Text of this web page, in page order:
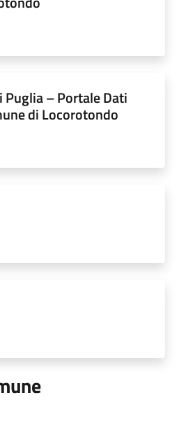
Puglia – Portale Dati
di Locorotondo